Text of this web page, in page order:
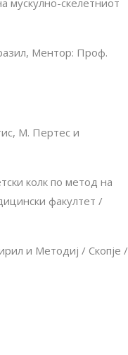
мускулно-скелетниот
Ментор: Проф.
М. Пертес и
колк по метод на
факултет /
и Методиј / Скопје /